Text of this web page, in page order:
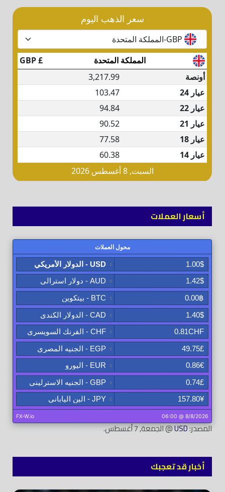
أسعار العملات
المصدر:USD@ الجمعة, 7 أغسطس.
أخبار قد تعجبك